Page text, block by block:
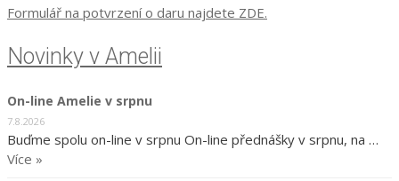
Formulář na potvrzení o daru najdete ZDE.
Novinky v Amelii
On-line Amelie v srpnu
7.8.2026
Buďme spolu on-line v srpnu On-line přednášky v srpnu, na …
Více »